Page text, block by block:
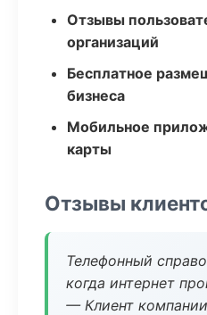
Отзывы
организаций
Бесплатное
бизнеса
Мобильное
карты
Отзывы
Телефонный
когда интернет
— Клиент компании